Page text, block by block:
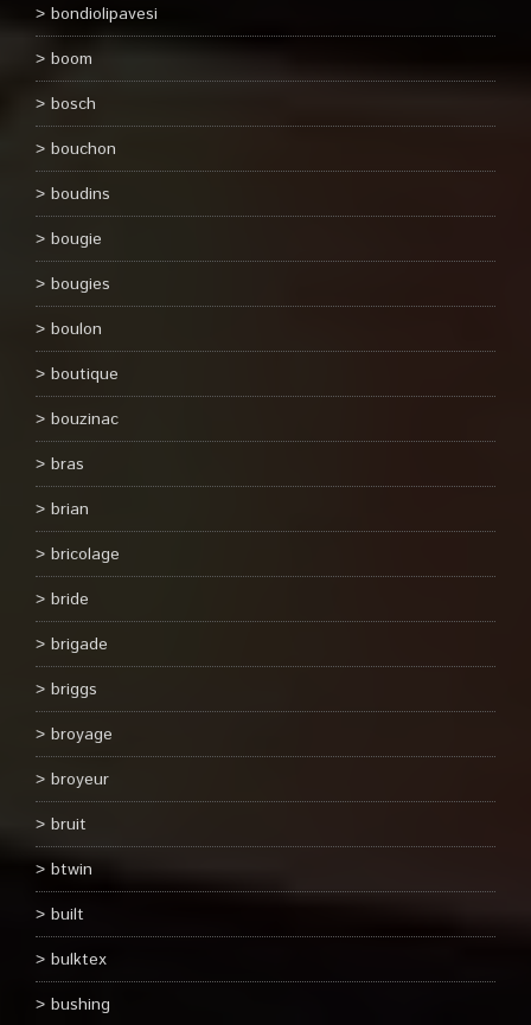
bondiolipavesi
boom
bosch
bouchon
boudins
bougie
bougies
boulon
boutique
bouzinac
bras
brian
bricolage
bride
brigade
briggs
broyage
broyeur
bruit
btwin
built
bulktex
bushing